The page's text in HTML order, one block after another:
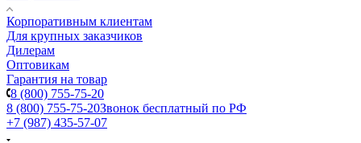
Корпоративным клиентам
Для крупных заказчиков
Дилерам
Оптовикам
Гарантия на товар
8 (800) 755-75-20
8 (800) 755-75-20Звонок бесплатный по РФ
+7 (987) 435-57-07